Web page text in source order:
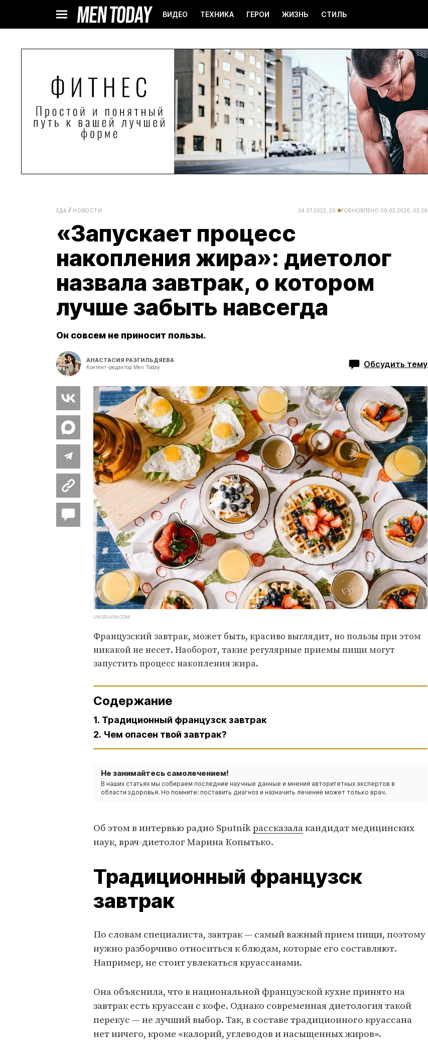
ВИДЕО ТЕХНИКА ГЕРОИ ЖИЗНЬ СТИЛЬ
ЕДА НОВОСТИ 24.07.2022, 20:07ОБНОВЛЕНО 09.02.2026, 02:26
«Запускает процесс
накопления жира»: диетолог
назвала завтрак, о котором
лучше забыть навсегда
Он совсем не приносит пользы.
АНАСТАСИЯ РАЗГИЛЬДЯЕВА
Контент-редактор Men Today Обсудить тему
UNSPLASH.COM
Французский завтрак, может быть, красиво выглядит, но пользы при этом
никакой не несет. Наоборот, такие регулярные приемы пищи могут
запустить процесс накопления жира.
Содержание
1. Традиционный французск завтрак
2. Чем опасен твой завтрак?
Не занимайтесь самолечением!
В наших статьях мы собираем последние научные данные и мнения авторитетных экспертов в
области здоровья. Но помните: поставить диагноз и назначить лечение может только врач.
Об этом в интервью радио Sputnikрассказалакандидат медицинских
наук, врач-диетолог Марина Копытько.
Традиционный французск
завтрак
По словам специалиста, завтрак — самый важный прием пищи, поэтому
нужно разборчиво относиться к блюдам, которые его составляют.
Например, не стоит увлекаться круассанами.
Она объяснила, что в национальной французской кухне принято на
завтрак есть круассан с кофе. Однако современная диетология такой
перекус — не лучший выбор. Так, в составе традиционного круассана
нет ничего, кроме «калорий, углеводов и насыщенных жиров».